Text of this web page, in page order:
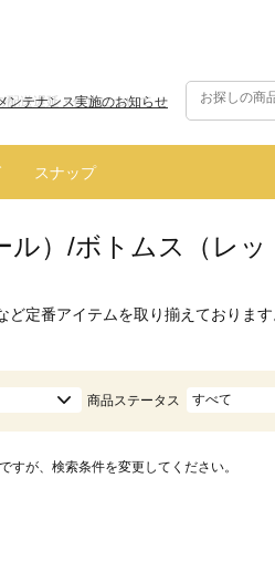
ンテナンス実施のお知らせ
スナップ
）/ボトムス（レッ
ど定番アイテムを取り揃えておりま
商品ステータス すべて
すが、検索条件を変更してください。